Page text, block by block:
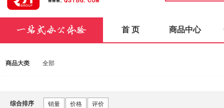
首 页 商品中心
商品大类 全部
综合排序 销量 价格 评价